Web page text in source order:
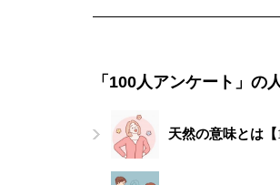
「100人アンケート」の
天然の意味とは